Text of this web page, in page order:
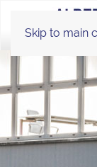
Skip to main